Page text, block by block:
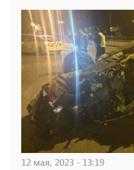
12 мая, 2023 - 13:19